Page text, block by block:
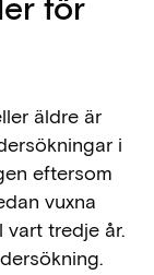
äldre är
i
eftersom
vuxna
tredje år.